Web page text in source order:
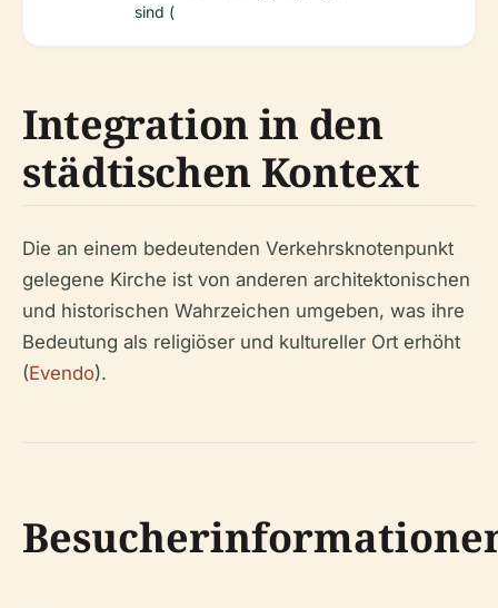
sind (
Integration in den
städtischen Kontext
Die an einem bedeutenden Verkehrsknotenpunkt
gelegene Kirche ist von anderen architektonischen
und historischen Wahrzeichen umgeben, was ihre
Bedeutung als religiöser und kultureller Ort erhöht
(Evendo).